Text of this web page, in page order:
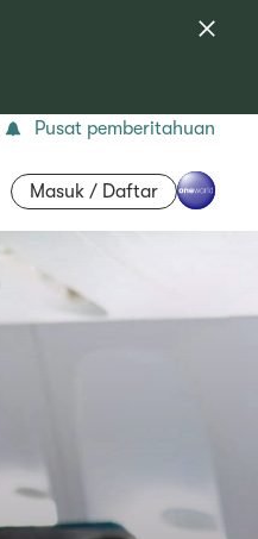
Pusat pemberitahuan
Masuk / Daftar